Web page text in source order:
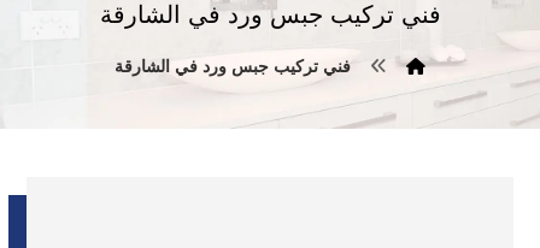
فني تركيب جبس ورد في الشارقة
فني تركيب جبس ورد في الشارقة